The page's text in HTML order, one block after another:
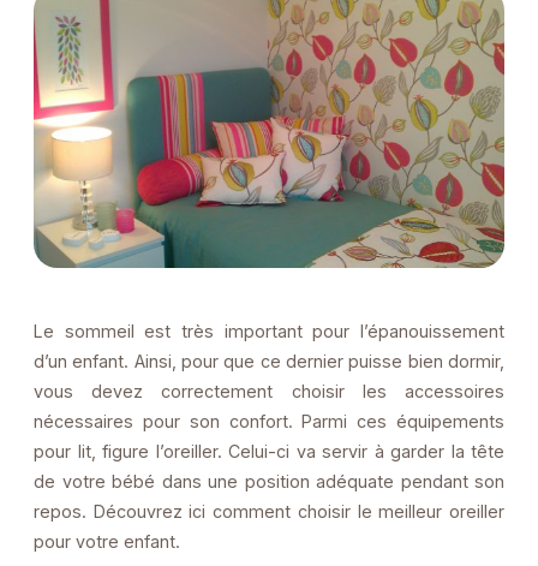
Le sommeil est très important pour l’épanouissement
d’un enfant. Ainsi, pour que ce dernier puisse bien dormir,
vous devez correctement choisir les accessoires
nécessaires pour son confort. Parmi ces équipements
pour lit, figure l’oreiller. Celui-ci va servir à garder la tête
de votre bébé dans une position adéquate pendant son
repos. Découvrez ici comment choisir le meilleur oreiller
pour votre enfant.